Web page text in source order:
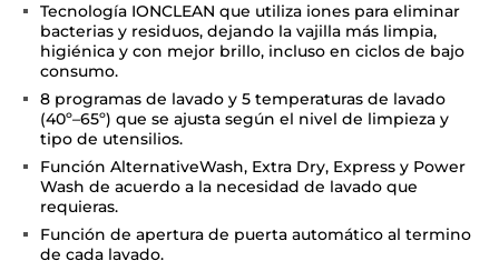
Tecnología IONCLEAN que utiliza iones para eliminar
bacterias y residuos, dejando la vajilla más limpia,
higiénica y con mejor brillo, incluso en ciclos de bajo
consumo.
8 programas de lavado y 5 temperaturas de lavado
(40º–65º) que se ajusta según el nivel de limpieza y
tipo de utensilios.
Función AlternativeWash, Extra Dry, Express y Power
Wash de acuerdo a la necesidad de lavado que
requieras.
Función de apertura de puerta automático al termino
de cada lavado.